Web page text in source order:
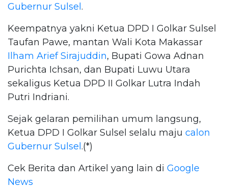
Gubernur Sulsel.
Keempatnya yakni Ketua DPD I Golkar Sulsel
Taufan Pawe, mantan Wali Kota Makassar
Ilham Arief Sirajuddin, Bupati Gowa Adnan
Purichta Ichsan, dan Bupati Luwu Utara
sekaligus Ketua DPD II Golkar Lutra Indah
Putri Indriani.
Sejak gelaran pemilihan umum langsung,
Ketua DPD I Golkar Sulsel selalu maju calon
Gubernur Sulsel.(*)
Cek Berita dan Artikel yang lain di Google
News